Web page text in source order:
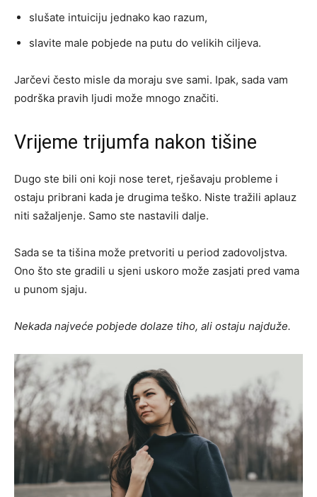
slušate intuiciju jednako kao razum,
slavite male pobjede na putu do velikih ciljeva.
Jarčevi često misle da moraju sve sami. Ipak, sada vam
podrška pravih ljudi može mnogo značiti.
Vrijeme trijumfa nakon tišine
Dugo ste bili oni koji nose teret, rješavaju probleme i
ostaju pribrani kada je drugima teško. Niste tražili aplauz
niti sažaljenje. Samo ste nastavili dalje.
Sada se ta tišina može pretvoriti u period zadovoljstva.
Ono što ste gradili u sjeni uskoro može zasjati pred vama
u punom sjaju.
Nekada najveće pobjede dolaze tiho, ali ostaju najduže.